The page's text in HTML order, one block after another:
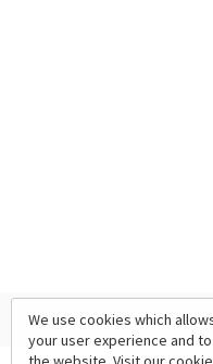
We use cookies which
your user experience and